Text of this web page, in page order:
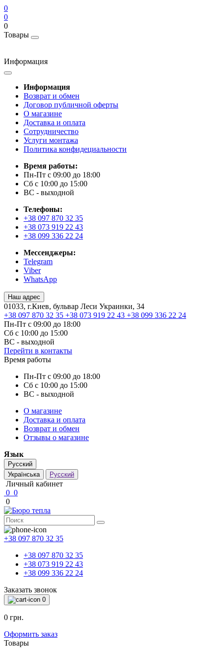
0
0
0
Товары
Информация
Информация
Возврат и обмен
Договор публичной оферты
О магазине
Доставка и оплата
Сотрудничество
Услуги монтажа
Политика конфидециальности
Время работы:
Пн-Пт с 09:00 до 18:00
Сб с 10:00 до 15:00
ВС - выходной
Телефоны:
+38 097 870 32 35
+38 073 919 22 43
+38 099 336 22 24
Мессенджеры:
Telegram
Viber
WhatsApp
Наш адрес
01033, г.Киев, бульвар Леси Украинки, 34
+38 097 870 32 35 +38 073 919 22 43 +38 099 336 22 24
Пн-Пт с 09:00 до 18:00
Сб с 10:00 до 15:00
ВС - выходной
Перейти в контакты
Время работы
Пн-Пт с 09:00 до 18:00
Сб с 10:00 до 15:00
ВС - выходной
О магазине
Доставка и оплата
Возврат и обмен
Отзывы о магазине
Язык
Русский
Українська
Русский
Личный кабинет
0 0
0
+38 097 870 32 35
+38 097 870 32 35
+38 073 919 22 43
+38 099 336 22 24
Заказать звонок
0
0 грн.
Оформить заказ
Товары